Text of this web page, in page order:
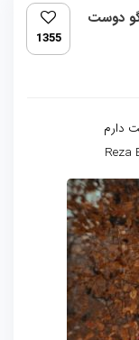
دوست
1355
دارم
Reza